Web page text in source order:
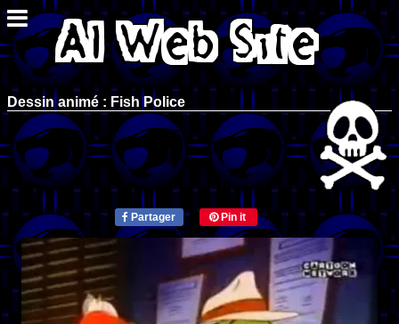
Dessin animé : Fish Police
Partager Pin it